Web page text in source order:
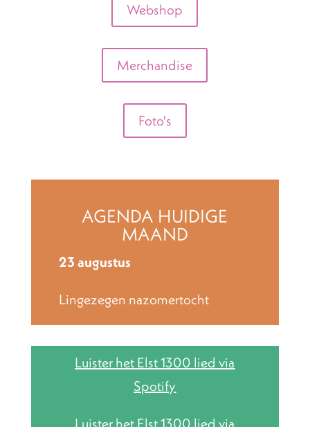
Webshop
Merchandise
Foto's
AGENDA HUIDIGE
MAAND
23 augustus
Lingezegen nazomertocht
Luister het Elst 1300 lied via
Spotify
Luister het Elst 1300 lied via